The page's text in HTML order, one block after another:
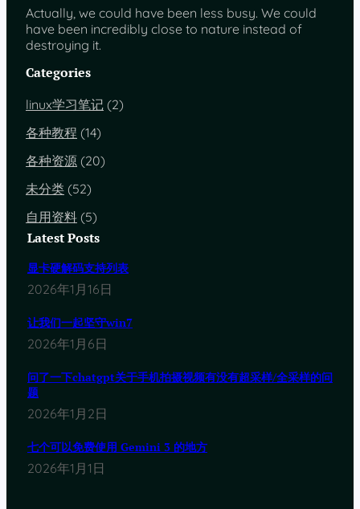
Actually, we could have been less busy. We could
have been incredibly close to nature instead of
destroying it.
Categories
linux学习笔记 (2)
各种教程 (14)
各种资源 (20)
未分类 (52)
自用资料 (5)
Latest Posts
显卡硬解码支持列表
2026年1月16日
让我们一起坚守win7
2026年1月6日
问了一下chatgpt关于手机拍摄视频有没有超采样/全采样的问
题
2026年1月2日
七个可以免费使用 Gemini 3 的地方
2026年1月1日